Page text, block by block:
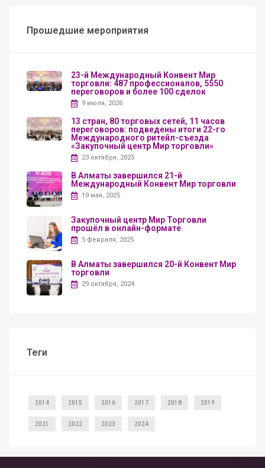
Прошедшие мероприятия
23-й Международный Конвент Мир
торговли: 487 профессионалов, 5550
переговоров и более 100 сделок
9 июля, 2026
13 стран, 80 торговых сетей, 11 часов
переговоров: подведены итоги 22-го
Международного ритейл-съезда
«Закупочный центр Мир торговли»
23 октября, 2025
В Алматы завершился 21-й
Международный Конвент Мир торговли
19 мая, 2025
Закупочный центр Мир Торговли
прошёл в онлайн-формате
5 февраля, 2025
В Алматы завершился 20-й Конвент Мир
торговли
29 октября, 2024
Теги
2014 2015 2016 2017 2018 2019
2021 2022 2023 2024